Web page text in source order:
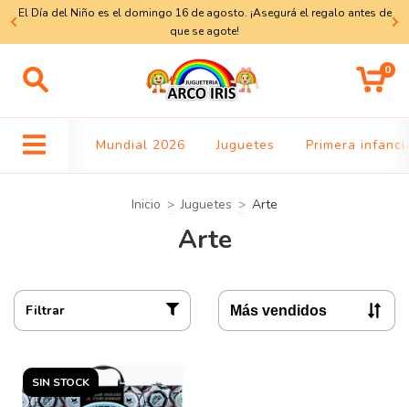
El Día del Niño es el domingo 16 de agosto. ¡Asegurá el regalo antes de
que se agote!
0
Mundial 2026 Juguetes Primera
Inicio > Juguetes > Arte
Arte
Filtrar
SIN STOCK